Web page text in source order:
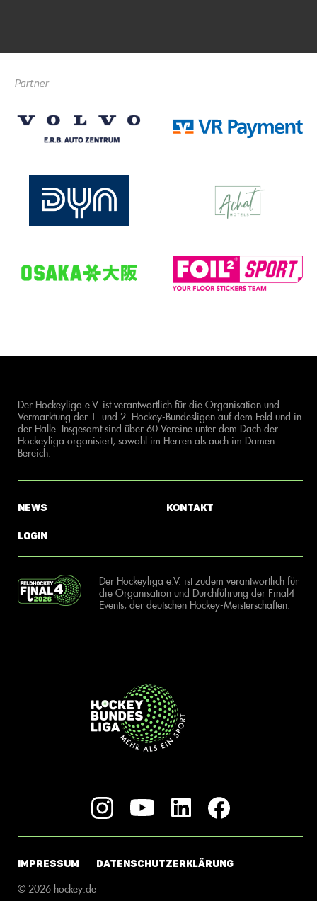
Partner
Der Hockeyliga e.V. ist verantwortlich für die Organisation und
Vermarktung der 1. und 2. Hockey-Bundesligen auf dem Feld und in
der Halle. Insgesamt sind über 60 Vereine unter dem Dach der
Hockeyliga organisiert, sowohl im Herren als auch im Damen
Bereich.
News
Login
Kontakt
Der Hockeyliga e.V. ist zudem verantwortlich für
die Organisation und Durchführung der Final4
Events, der deutschen Hockey-Meisterschaften.
IMPRESSUM DATENSCHUTZERKLÄRUNG
© 2026 hockey.de